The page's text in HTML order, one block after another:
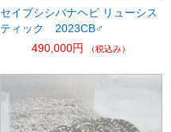
セイブシシバナヘビ リューシス
ティック 2023CB♂
490,000円
（税込み）